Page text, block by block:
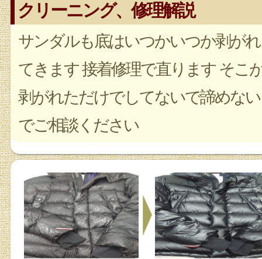
クリーニング、修理解説
サンダルも底はいつかいつか剥がれ
てきます 接着修理で直ります そこ
剥がれただけでしてないで諦めない
でご相談ください